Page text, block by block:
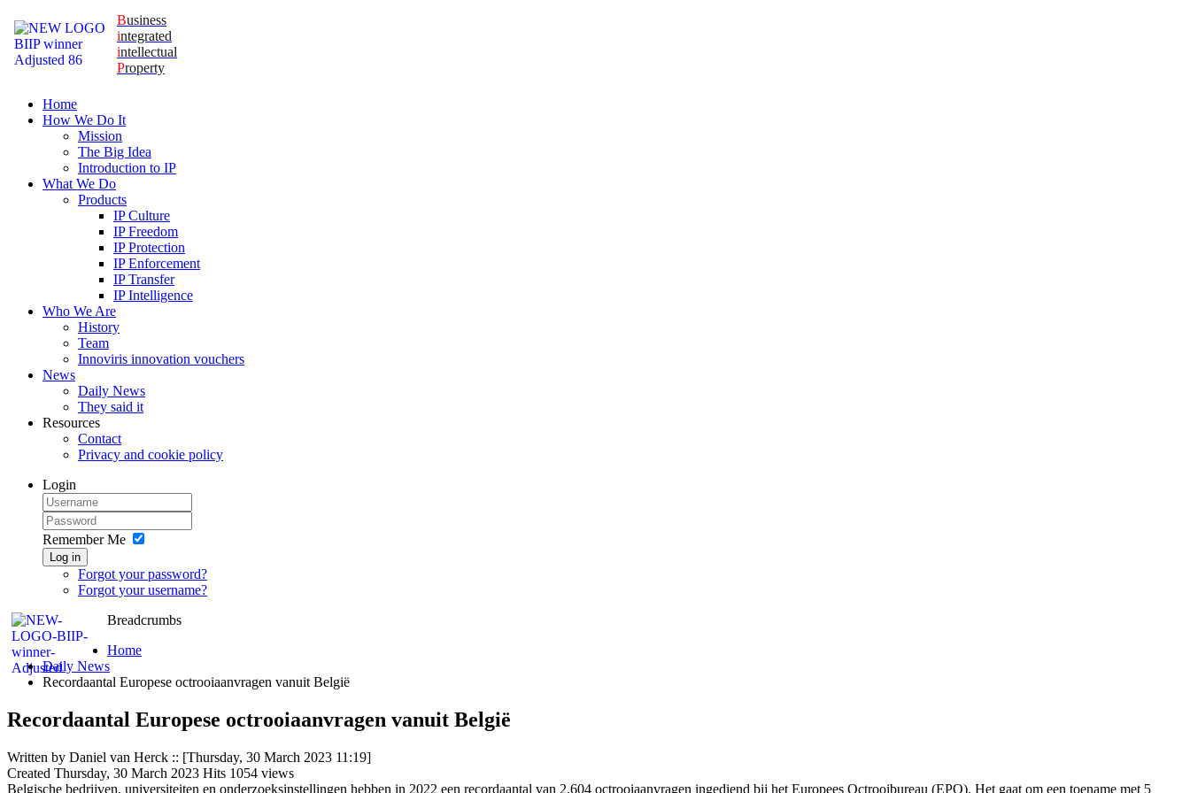
Business
integrated
intellectual
Property
Home
How We Do It
Mission
The Big Idea
Introduction to IP
What We Do
Products
IP Culture
IP Freedom
IP Protection
IP Enforcement
IP Transfer
IP Intelligence
Who We Are
History
Team
Innoviris innovation vouchers
News
Daily News
They said it
Resources
Contact
Privacy and cookie policy
Login
Remember Me
Log in
Forgot your password?
Forgot your username?
Breadcrumbs
Home
Daily News
Recordaantal Europese octrooiaanvragen vanuit België
Recordaantal Europese octrooiaanvragen vanuit België
Written by Daniel van Herck :: [Thursday, 30 March 2023 11:19]
Created Thursday, 30 March 2023 Hits 1054 views
Belgische bedrijven, universiteiten en onderzoeksinstellingen hebben in 2022 een recordaantal van 2.604 octrooiaanvragen ingediend bij het Europees Octrooibureau (EPO). Het gaat om een toename met 5